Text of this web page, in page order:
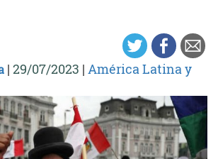
| 29/07/2023 | América Latina y